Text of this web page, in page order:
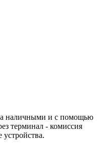
наличными и с помощью
терминал - комиссия
устройства.